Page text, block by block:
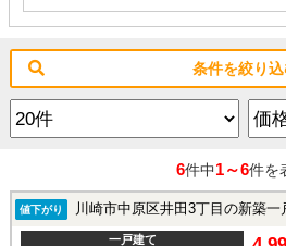
条件を絞り
6件中1～6件を
値下がり 川崎市中原区井田3丁目の新築一
一戸建て